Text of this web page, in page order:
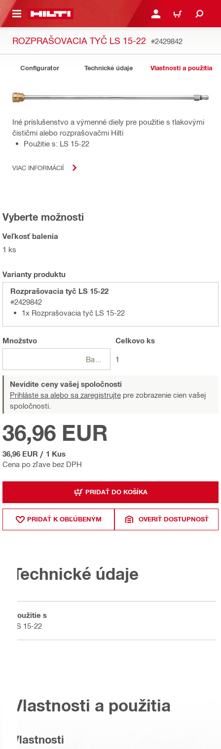
HLAVNÝ OBSAH PRIHLÁSIŤ ALEBO
KOŠÍK
ROZPRAŠOVACIA TYČ LS 15-22 #2429842
Configurator Technické údaje Vlastnosti a použitia
Iné príslušenstvo a výmenné diely pre použitie s tlakovými
čističmi alebo rozprašovačmi Hilti
Použitie s: LS 15-22
VIAC INFORMÁCIÍ
Vyberte možnosti
Veľkosť balenia
1 ks
Varianty produktu
Rozprašovacia tyč LS 15-22
#2429842
1x Rozprašovacia tyč LS 15-22
Množstvo Celkovo ks
1
Nevidíte ceny vašej spoločnosti
Prihláste sa alebo sa zaregistrujte pre zobrazenie cien vašej
spoločnosti.
Cena po zľave bez DPH
36,96 EUR
36,96 EUR / 1 Kus
PRIDAŤ DO KOŠÍKA
PRIDAŤ K OBĽÚBENÝM OVERIŤ DOSTUPNOSŤ
Technické údaje
Použitie s
LS 15-22
Vlastnosti a použitia
Vlastnosti